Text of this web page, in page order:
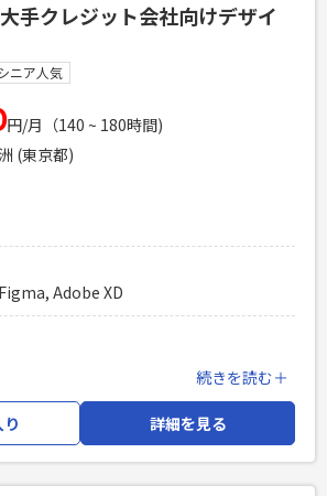
の参加
アプリいずれも）5年以上 ・数字を
案経験
ービスの開発経験4年以上
発経験1年以上
チームでの開発経験
手クレジット会社向けデザイ
ニア人気
円/月（140 ~ 180時間)
(東京都)
Adobe XD
配属し、主にUXデザインをご担当いただ
】 ・Web・アプリ等のUX調査（定量・定
画提案（資料作成も含む） ・カスタマー
続きを読む＋
詳細を見る